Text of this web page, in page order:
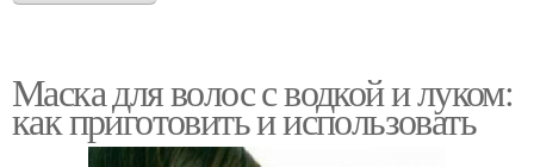
Маска для волос с водкой и луком:
как приготовить и использовать